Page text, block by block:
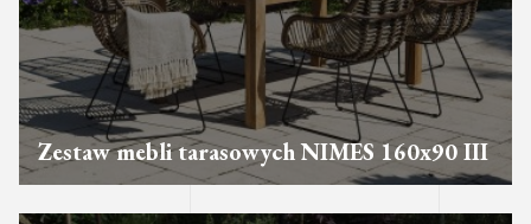
Zestaw mebli tarasowych NIMES 160x90 III